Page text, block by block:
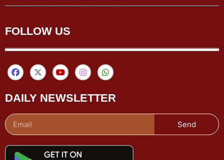
FOLLOW US
DAILY NEWSLETTER
Send